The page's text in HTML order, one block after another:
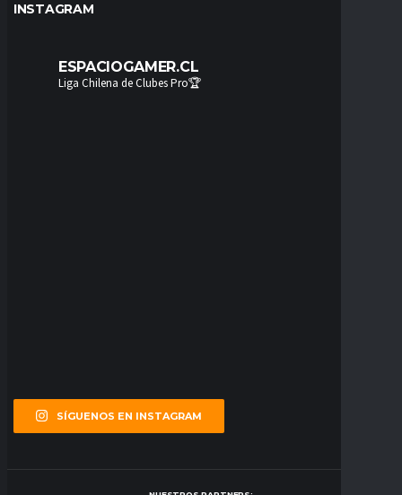
INSTAGRAM
ESPACIOGAMER.CL
Liga Chilena de Clubes Pro🏆
SÍGUENOS EN INSTAGRAM